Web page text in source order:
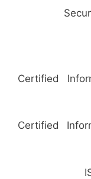
Certified
Certified